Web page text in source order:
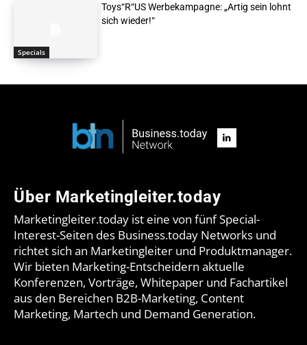
Specials
Toys“R“US Werbekampagne: „Artig sein lohnt
sich wieder!“
Über Marketingleiter.today
Marketingleiter.today ist eine von fünf Special-
Interest-Seiten des Business.today Networks und
richtet sich an Marketingleiter und Produktmanager.
Wir bieten Marketing-Entscheidern aktuelle
Konferenzen, Vorträge, Whitepaper und Fachartikel
aus den Bereichen B2B-Marketing, Content
Marketing, Martech und Demand Generation.